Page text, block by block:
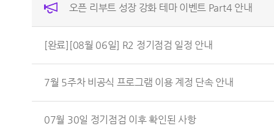
오픈 리부트 성장 강화 테마 이벤트 Part4 안내
[완료][08월 06일] R2 정기점검 일정 안내
7월 5주차 비공식 프로그램 이용 계정 단속 안내
07월 30일 정기점검 이후 확인된 사항